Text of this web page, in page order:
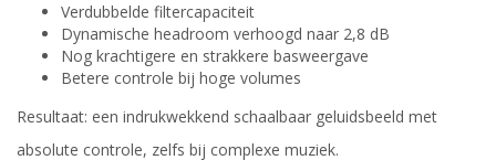
Verdubbelde filtercapaciteit
Dynamische headroom verhoogd naar 2,8 dB
Nog krachtigere en strakkere basweergave
Betere controle bij hoge volumes
Resultaat: een indrukwekkend schaalbaar geluidsbeeld met
absolute controle, zelfs bij complexe muziek.